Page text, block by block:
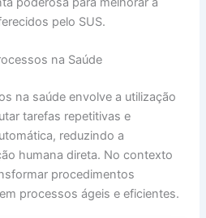
pelo SUS.
na Saúde
na saúde envolve a utilização
tarefas repetitivas e
reduzindo a
humana direta. No contexto
procedimentos
processos ágeis e eficientes.